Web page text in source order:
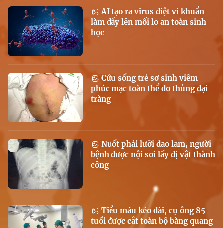
AI tạo ra virus diệt vi khuẩn
làm dấy lên mối lo an toàn sinh
học
Cứu sống trẻ sơ sinh viêm
phúc mạc toàn thể do thủng đại
tràng
Nuốt phải lưỡi dao lam, người
bệnh được nội soi lấy dị vật thành
công
Tiểu máu kéo dài, cụ ông 85
tuổi được cắt toàn bộ bàng quang